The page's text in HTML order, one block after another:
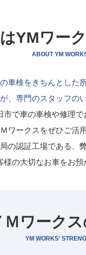
YMワー
ABOUT YM
の車検をきちんとした
、専門のスタッフの
市で車の車検や修理で
Ｍワークスをぜひご活
の認証工場である、
様の大切なお車をお預
Ｍワーク
YM WORKS'